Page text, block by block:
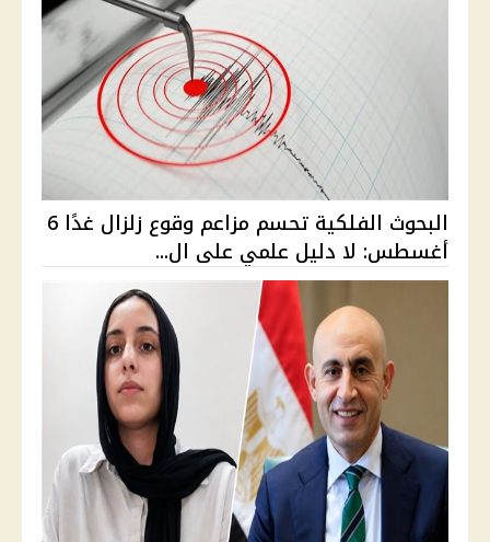
البحوث الفلكية تحسم مزاعم وقوع زلزال غدًا 6
أغسطس: لا دليل علمي على ال...